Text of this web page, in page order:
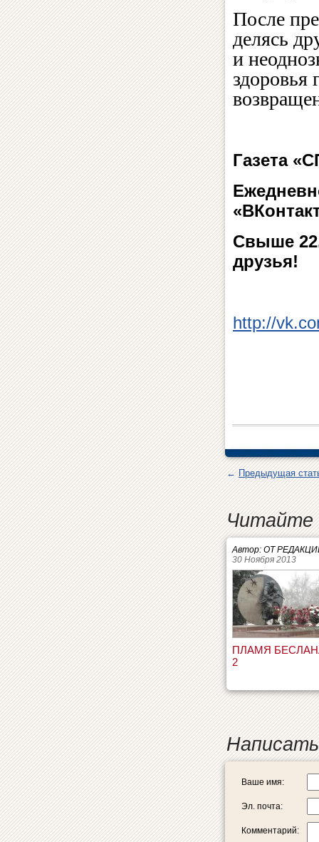
После
делясь
и
здоровья
Газета
Свыше
друзья!
http://
←Предыдущая
Читайте
Автор: ОТ
30 Ноября 2013
ПЛАМЯ
2
Ваше имя:
Эл. почта:
Комментарий: